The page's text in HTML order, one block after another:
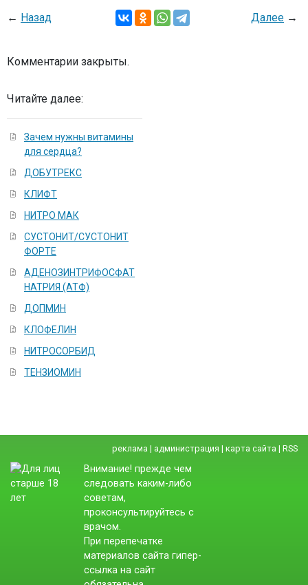
← Назад Далее →
Комментарии закрыты.
Читайте далее:
Зачем нужны витамины
для сердца?
ДОБУТРЕКС
КЛИФТ
НИТРО МАК
СУСТОНИТ/СУСТОНИТ
ФОРТЕ
АДЕНОЗИНТРИФОСФАТ
НАТРИЯ (АТФ)
ДОПМИН
КЛОФЕЛИН
НИТРОСОРБИД
ТЕНЗИОМИН
реклама | администрация | карта сайта | RSS
Внимание! прежде чем
следовать каким-либо
советам,
проконсультируйтесь с
врачом.
При перепечатке
материалов сайта гипер-
ссылка на сайт